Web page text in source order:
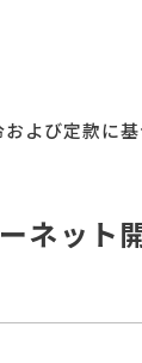
よび定款に
ネット